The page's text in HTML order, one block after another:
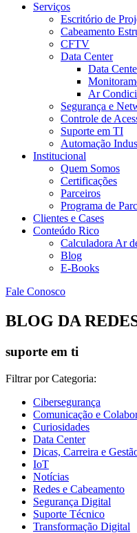
Serviços
Escritório de
Cabeamento
CFTV
Data Center
Data
Ar
Segurança e
Controle de
Suporte em TI
Automação
Institucional
Quem Somos
Certificações
Parceiros
Programa de
Clientes e Cases
Conteúdo Rico
Calculadora Ar
Blog
E-Books
Fale Conosco
BLOG DA
suporte em ti
Filtrar por Categoria:
Cibersegurança
Comunicação e
Curiosidades
Data Center
Dicas, Carreira e
IoT
Notícias
Redes e Cabeamento
Segurança Digital
Suporte Técnico
Transformação Digital